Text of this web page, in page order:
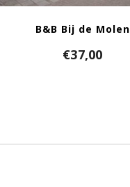
B&B Bij de Molen
€37,00